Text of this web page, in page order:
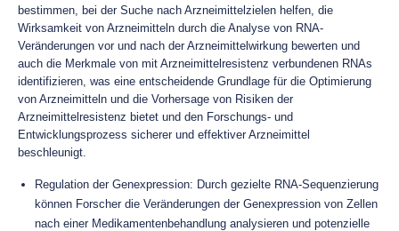
bestimmen, bei der Suche nach Arzneimittelzielen helfen, die
Wirksamkeit von Arzneimitteln durch die Analyse von RNA-
Veränderungen vor und nach der Arzneimittelwirkung bewerten und
auch die Merkmale von mit Arzneimittelresistenz verbundenen RNAs
identifizieren, was eine entscheidende Grundlage für die Optimierung
von Arzneimitteln und die Vorhersage von Risiken der
Arzneimittelresistenz bietet und den Forschungs- und
Entwicklungsprozess sicherer und effektiver Arzneimittel
beschleunigt.
Regulation der Genexpression: Durch gezielte RNA-Sequenzierung
können Forscher die Veränderungen der Genexpression von Zellen
nach einer Medikamentenbehandlung analysieren und potenzielle